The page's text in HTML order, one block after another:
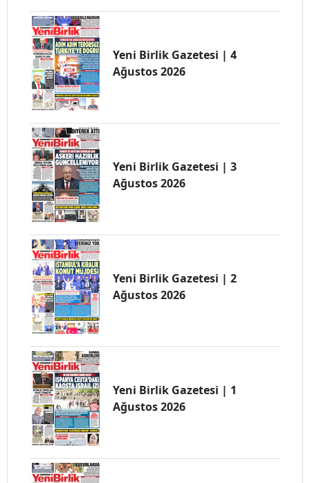
Yeni Birlik Gazetesi | 4
Ağustos 2026
Yeni Birlik Gazetesi | 3
Ağustos 2026
Yeni Birlik Gazetesi | 2
Ağustos 2026
Yeni Birlik Gazetesi | 1
Ağustos 2026